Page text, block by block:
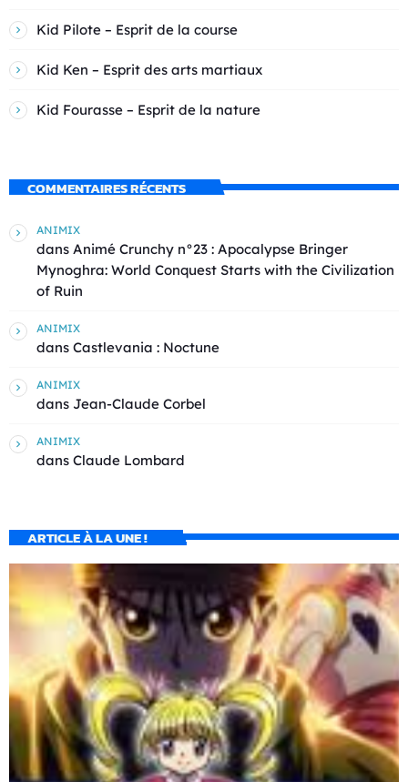
Kid Pilote – Esprit de la course
Kid Ken – Esprit des arts martiaux
Kid Fourasse – Esprit de la nature
COMMENTAIRES RÉCENTS
ANIMIX
dans Animé Crunchy n°23 : Apocalypse Bringer
Mynoghra: World Conquest Starts with the Civilization
of Ruin
ANIMIX
dans Castlevania : Noctune
ANIMIX
dans Jean-Claude Corbel
ANIMIX
dans Claude Lombard
ARTICLE À LA UNE !